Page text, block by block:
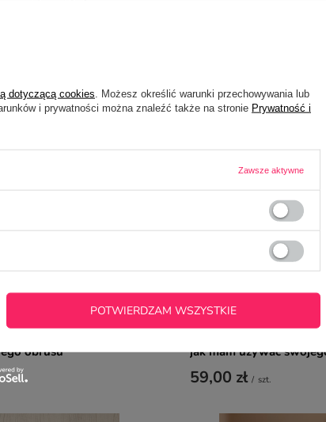
obrusu
Świąteczna koszulka z
jak mam używać
59,00 zł / szt.
dotyczącą cookies . Możesz określić warunki przechowywania lub
i prywatności można znaleźć także na stronie Prywatność i
Zawsze aktywne
POTWIERDZAM WSZYSTKIE